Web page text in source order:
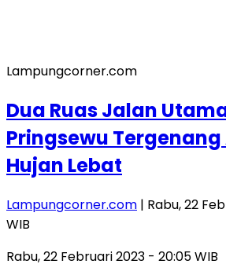
Lampungcorner.com
Dua Ruas Jalan
Pringsewu
Hujan Lebat
Lampungcorner.com | Rabu, 22
WIB
Rabu, 22 Februari 2023 - 20:05 WIB